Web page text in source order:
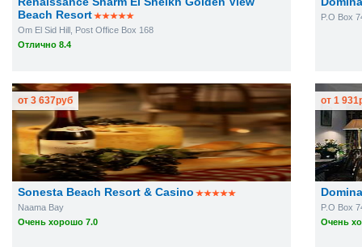
Beach Resort
Om El Sid Hill, Post Office Box 168
Отлично 8.4
P.O Box
Sonesta Beach Resort & Casino
Naama Bay
Очень хорошо 7.0
от 3 637руб
P.O Box
Очень
от 1 931